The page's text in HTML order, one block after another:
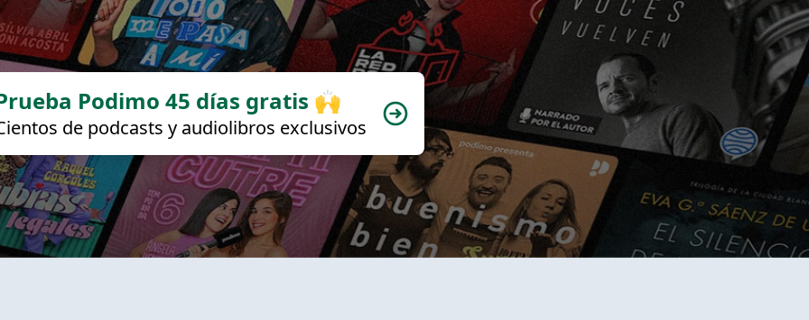
Podimo 45 días gratis 🙌
de podcasts y audiolibros exclusivos